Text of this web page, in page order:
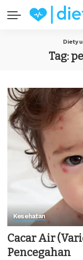
Tag:
Kesehatan
Cacar Air
Pencegahan